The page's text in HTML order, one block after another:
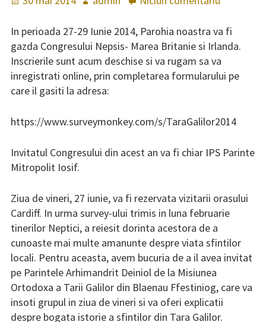
Cântări
Cântări specifice liturghiei
Sfântului Ioan Gură de Aur
Cântări specifice liturghiei
Cântări la Nașterea Domnului
Axioane peste an
Pricesne
Colinde
Program slujbe
Biblioteca parohiei
NEPSIS
UK
&
IRLANDA
In perioada 27-29 Iunie 2014, Parohia noastra va fi
gazda Congresului Nepsis- Marea Britanie si Irlanda.
Inscrierile sunt acum deschise si va rugam sa va
inregistrati online, prin completarea formularului pe
care il gasiti la adresa:
https://www.surveymonkey.com/s/TaraGalilor2014
Invitatul Congresului din acest an va fi chiar IPS Parinte
Mitropolit Iosif.
Ziua de vineri, 27 iunie, va fi rezervata vizitarii orasului
Cardiff. In urma survey-ului trimis in luna februarie
tinerilor Neptici, a reiesit dorinta acestora de a
cunoaste mai multe amanunte despre viata sfintilor
locali. Pentru aceasta, avem bucuria de a il avea invitat
pe Parintele Arhimandrit Deiniol de la Misiunea
Ortodoxa a Tarii Galilor din Blaenau Ffestiniog, care va
insoti grupul in ziua de vineri si va oferi explicatii
despre bogata istorie a sfintilor din Tara Galilor.